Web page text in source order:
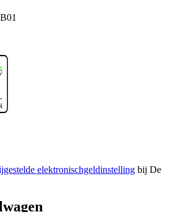
elektronischgeldinstelling bij De